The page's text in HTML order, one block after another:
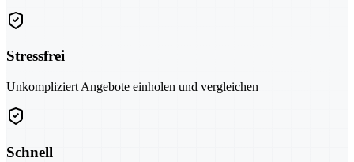
Stressfrei
Unkompliziert Angebote einholen und vergleichen
Schnell